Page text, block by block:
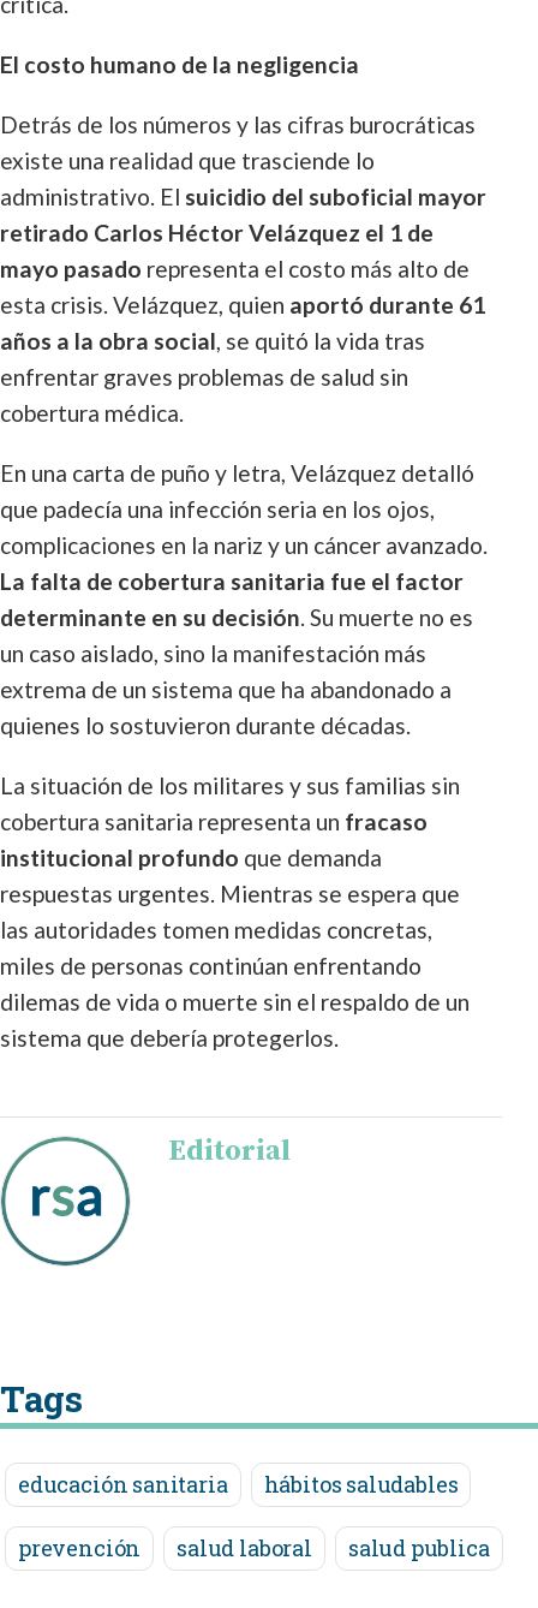
El costo humano de la negligencia
Detrás de los números y las cifras burocráticas
existe una realidad que trasciende lo
administrativo. El suicidio del suboficial mayor
retirado Carlos Héctor Velázquez el 1 de
mayo pasado representa el costo más alto de
esta crisis. Velázquez, quien aportó durante 61
años a la obra social, se quitó la vida tras
enfrentar graves problemas de salud sin
cobertura médica.
En una carta de puño y letra, Velázquez detalló
que padecía una infección seria en los ojos,
complicaciones en la nariz y un cáncer avanzado.
La falta de cobertura sanitaria fue el factor
determinante en su decisión. Su muerte no es
un caso aislado, sino la manifestación más
extrema de un sistema que ha abandonado a
quienes lo sostuvieron durante décadas.
La situación de los militares y sus familias sin
cobertura sanitaria representa un fracaso
institucional profundo que demanda
respuestas urgentes. Mientras se espera que
las autoridades tomen medidas concretas,
miles de personas continúan enfrentando
dilemas de vida o muerte sin el respaldo de un
sistema que debería protegerlos.
Editorial
Tags
educación sanitaria hábitos saludables
prevención salud laboral salud publica